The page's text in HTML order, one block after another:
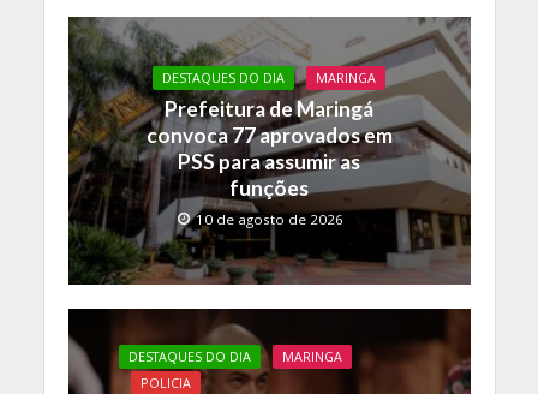
b
o
o
k
er s
A
p
p
y
Li
n
k
DESTAQUES DO DIA MARINGA
Prefeitura de Maringá
convoca 77 aprovados em
PSS para assumir as
funções
10 de agosto de 2026
DESTAQUES DO DIA
MARINGA
POLICIA